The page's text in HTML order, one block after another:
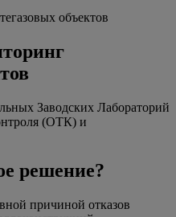
объектов
Заводских Лабораторий
(ОТК) и
решение?
причиной отказов